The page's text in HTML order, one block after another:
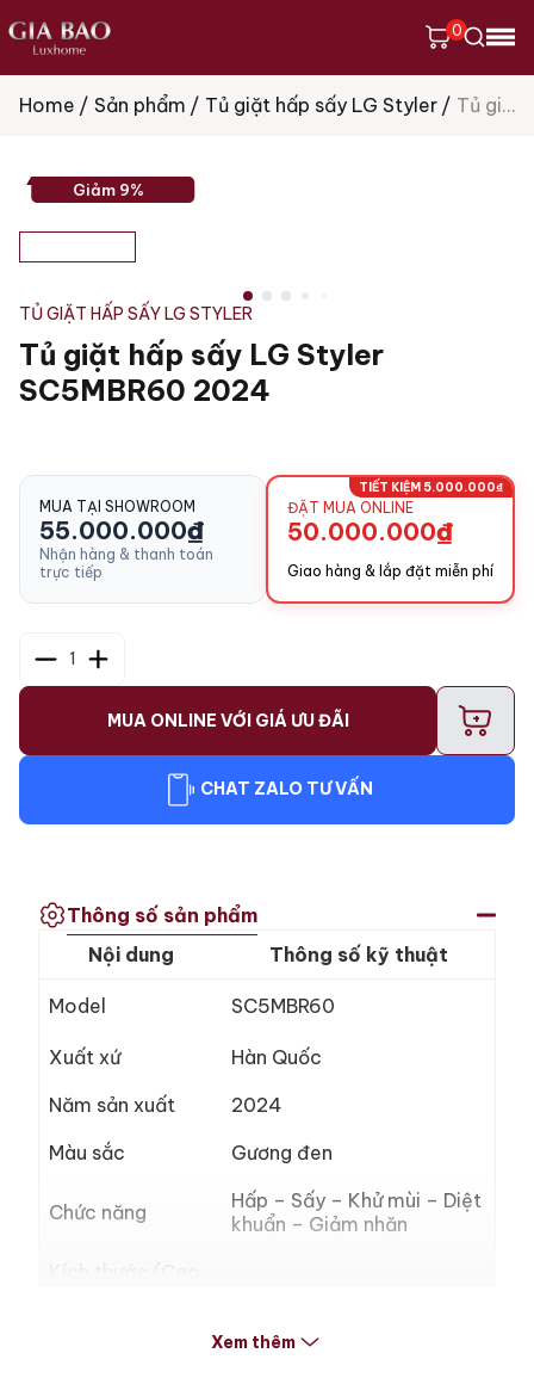
0
phẩm
Home Sản phẩm Tủ giặt hấp sấy LG Styler Tủ giặt hấp sấy LG Styler SC5MBR60 2024
Giảm 9%
TỦ GIẶT HẤP SẤY LG STYLER
Tủ giặt hấp sấy LG Styler
SC5MBR60 2024
MUA TẠI SHOWROOM
55.000.000₫
Nhận hàng & thanh toán
trực tiếp
TIẾT KIỆM 5.000.000₫
ĐẶT MUA ONLINE
50.000.000₫
Giao hàng & lắp đặt miễn phí
1
MUA ONLINE VỚI GIÁ ƯU ĐÃI +
CHAT ZALO TƯ VẤN
Thông số sản phẩm
Nội dung Thông số kỹ thuật
Model SC5MBR60
Xuất xứ
Hàn Quốc
Năm sản xuất
2024
Màu sắc
Gương đen
Chức năng
Hấp – Sấy – Khử mùi – Diệt
khuẩn – Giảm nhăn
1500W
Xem thêm